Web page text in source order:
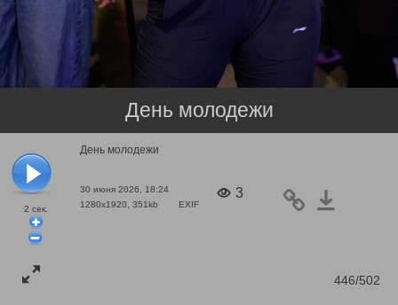
2 сек.
День молодежи
30 июня 2026, 18:24
1280x1920, 351kb
EXIF
3
446/502
День молодежи